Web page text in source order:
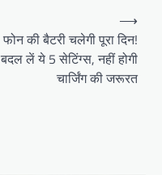
फोन की बैटरी चलेगी पूरा दिन!
बदल लें ये 5 सेटिंग्स, नहीं होगी
चार्जिंग की जरूरत
⟶